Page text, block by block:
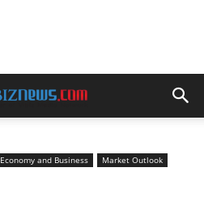
Economy and Business Market Outlook